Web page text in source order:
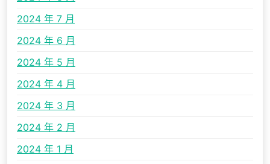
2024 年 7 月
2024 年 6 月
2024 年 5 月
2024 年 4 月
2024 年 3 月
2024 年 2 月
2024 年 1 月